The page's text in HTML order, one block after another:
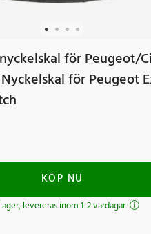
för Peugeot/
för Peugeot
KÖP NU
levereras inom 1-2 vardagar